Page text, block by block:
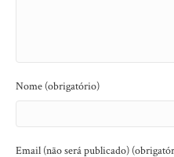
Nome (obrigatório)
Email (não será publicado)